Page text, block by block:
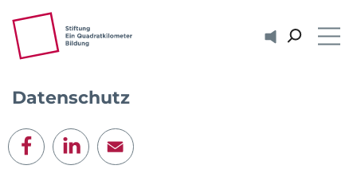
ZUM HAUPTINHALT SPRINGEN ZUR SUCHE SPRINGEN
Vorlesen
Datenschutz